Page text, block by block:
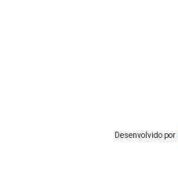
Desenvolvido por